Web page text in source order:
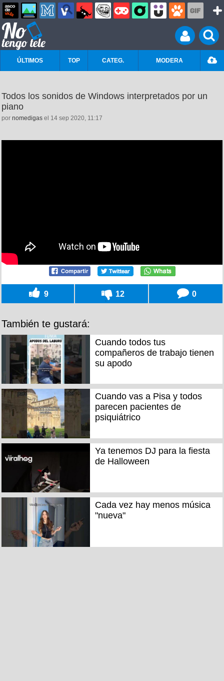
ÚLTIMOS TOP CATEG. MODERA
Todos los sonidos de Windows interpretados por un
piano
por nomedigas el 14 sep 2020, 11:17
9 12 0
También te gustará:
Cuando todos tus
compañeros de trabajo tienen
su apodo
Cuando vas a Pisa y todos
parecen pacientes de
psiquiátrico
Ya tenemos DJ para la fiesta
de Halloween
Cada vez hay menos música
"nueva"